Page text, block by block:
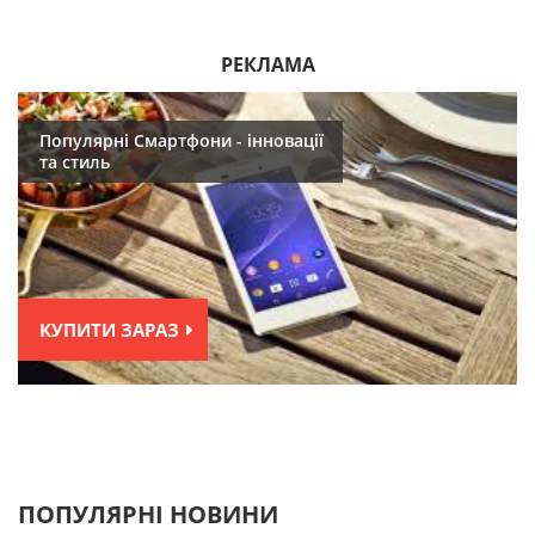
РЕКЛАМА
Популярні Смартфони - інновації
та стиль
КУПИТИ ЗАРАЗ
ПОПУЛЯРНІ НОВИНИ